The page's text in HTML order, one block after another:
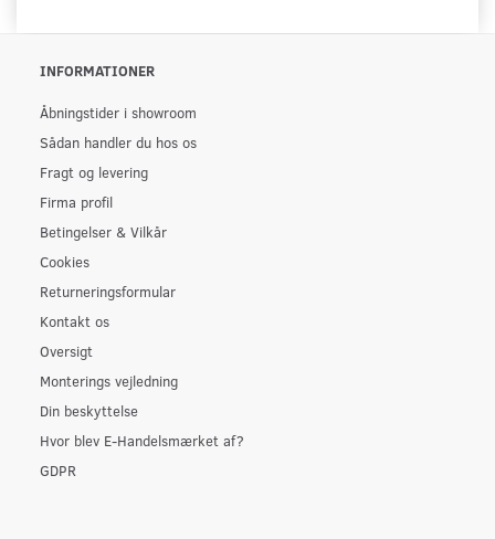
INFORMATIONER
Åbningstider i showroom
Sådan handler du hos os
Fragt og levering
Firma profil
Betingelser & Vilkår
Cookies
Returneringsformular
Kontakt os
Oversigt
Monterings vejledning
Din beskyttelse
Hvor blev E-Handelsmærket af?
GDPR